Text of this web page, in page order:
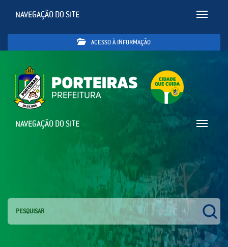
Toggle
NAVEGAÇÃO DO SITE
ACESSO À INFORMAÇÃO
Toggle
NAVEGAÇÃO DO SITE